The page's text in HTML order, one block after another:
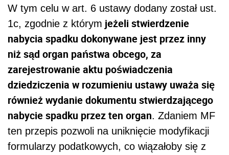
W tym celu w art. 6 ustawy dodany został ust.
1c, zgodnie z którym jeżeli stwierdzenie
nabycia spadku dokonywane jest przez inny
niż sąd organ państwa obcego, za
zarejestrowanie aktu poświadczenia
dziedziczenia w rozumieniu ustawy uważa się
również wydanie dokumentu stwierdzającego
nabycie spadku przez ten organ. Zdaniem MF
ten przepis pozwoli na uniknięcie modyfikacji
formularzy podatkowych, co wiązałoby się z